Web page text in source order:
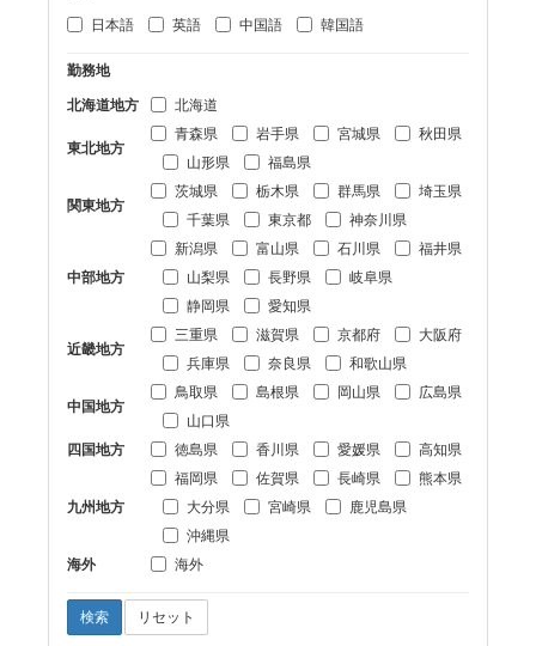
日本語
英語 中国語 韓国語
勤務地
北海道地方
北海道
東北地方
青森県 岩手県 宮城県
秋田県
山形県
福島県
関東地方
茨城県 栃木県 群馬県
埼玉県
千葉県
東京都 神奈川県
中部地方
新潟県 富山県 石川県
福井県
山梨県
長野県
岐阜県
静岡県
愛知県
近畿地方
三重県 滋賀県 京都府
大阪府
兵庫県
奈良県 和歌山県
中国地方
鳥取県 島根県 岡山県
広島県
山口県
四国地方
徳島県 香川県 愛媛県 高知県
九州地方
福岡県 佐賀県 長崎県
熊本県
大分県
宮崎県
鹿児島県
沖縄県
海外
海外
検索 リセット